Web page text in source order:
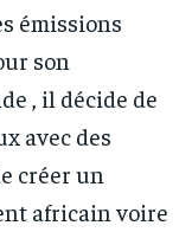
émissions
son
, il décide de
avec des
créer un
africain voire